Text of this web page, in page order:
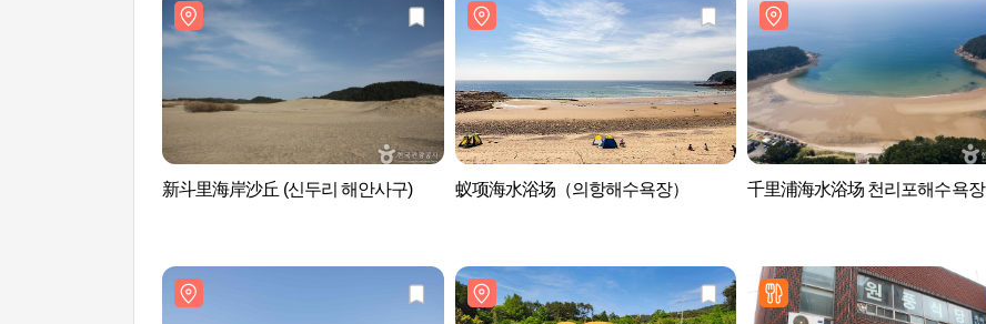
新斗里海岸沙丘 (신두리 해안사구) 蚁项海水浴场（의항해수욕장） 千里浦海水浴场 천리포해수욕장